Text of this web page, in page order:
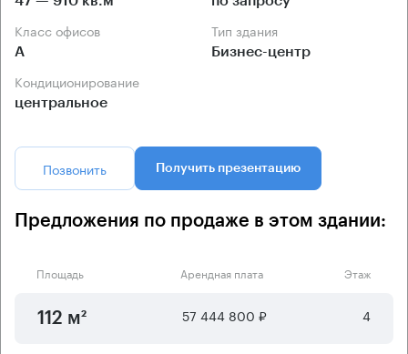
Класс офисов
А
Тип здания
Бизнес-центр
Кондиционирование
центральное
Позвонить Получить презентацию
Предложения по продаже в этом здании:
Площадь Арендная плата Этаж
112 м² 57 444 800 ₽ 4